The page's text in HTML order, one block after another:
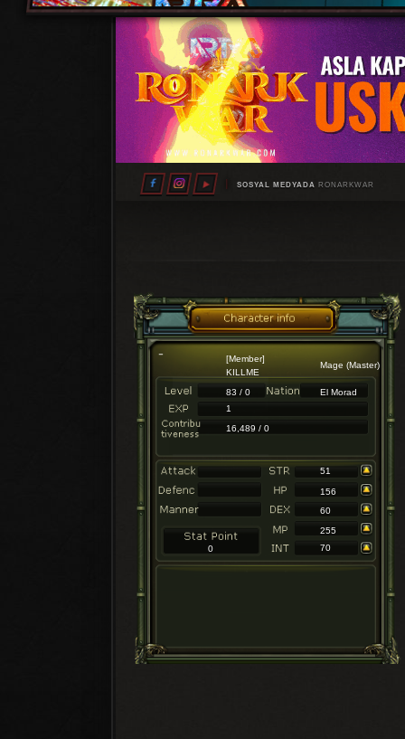
SOSYAL MEDYADA RONARKWAR
[Member]
KILLME
Mage (Master)
83 / 0
El Morad
1
16,489 / 0
51
156
0
60
255
70